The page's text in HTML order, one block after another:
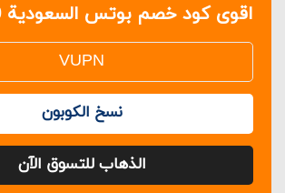
اقوى كود خصم بوتس السعودية 50% VUPN
نسخ الكوبون
الذهاب للتسوق الآن